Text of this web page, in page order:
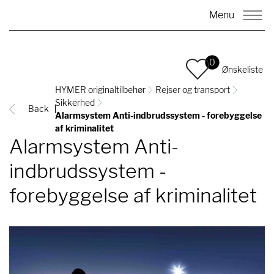
Menu
0
Ønskeliste
Back
HYMER originaltilbehør
Rejser og transport
Sikkerhed
Alarmsystem Anti-indbrudssystem - forebyggelse
af kriminalitet
Alarmsystem Anti-
indbrudssystem -
forebyggelse af kriminalitet